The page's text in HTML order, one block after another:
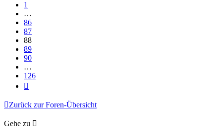
1
…
86
87
88
89
90
…
126
Zurück zur Foren-Übersicht
Gehe zu